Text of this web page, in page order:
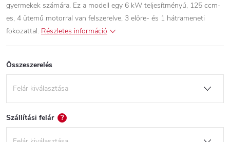
gyermekek számára. Ez a modell egy 6 kW teljesítményű, 125 ccm-
es, 4 ütemű motorral van felszerelve, 3 előre- és 1 hátrameneti
fokozattal. Részletes információ
Összeszerelés
Szállítási felár ?